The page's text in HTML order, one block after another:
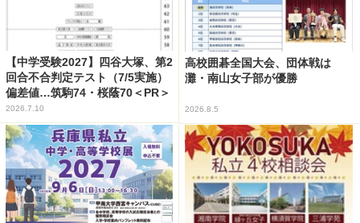
【中学受験2027】四谷大塚、第2
回合不合判定テスト（7/5実施）
偏差値…筑駒74・桜蔭70＜PR＞
2026.7.10
高校囲碁全国大会、団体戦は
灘・南山女子部が優勝
2026.8.5